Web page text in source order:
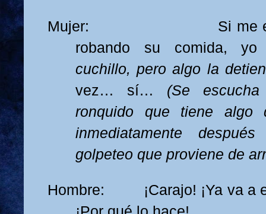
Mujer: Si me entero
robando su comida,
cuchillo, pero algo la
vez… sí… (Se
ronquido que tiene algo
inmediatamente
golpeteo que proviene de
Hombre: ¡Carajo! ¡Ya va a